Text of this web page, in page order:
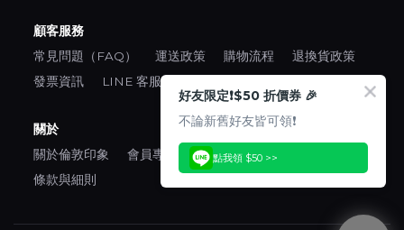
顧客服務
常見問題（FAQ） 運送政策 購物流程
退換貨政策
發票資訊
LINE 客服
關於
關於倫敦印象 會員專區 口碑推薦
隱私權政策
條款與細則
好友限定❗️$50 折價券 🎉
不論新舊好友皆可領❗️
點我領 $50 >>